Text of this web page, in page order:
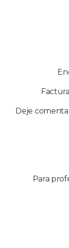
Deje
Para